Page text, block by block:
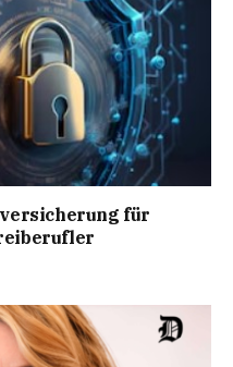
für